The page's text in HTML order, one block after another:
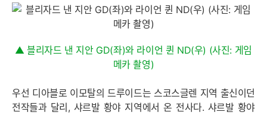
▲ 블리자드 낸 지안 GD(좌)와 라이언 퀸 ND(우) (사진: 게임
메카 촬영)
우선 디아블로 이모탈의 드루이드는 스코스글렌 지역 출신이던
전작들과 달리, 샤르발 황야 지역에서 온 전사다. 샤르발 황야